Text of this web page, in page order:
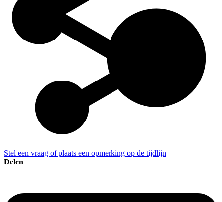
Stel een vraag of plaats een opmerking op de tijdlijn
Delen